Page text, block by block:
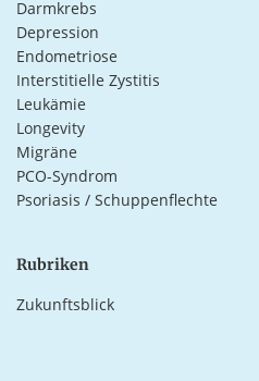
Darmkrebs
Depression
Endometriose
Interstitielle Zystitis
Leukämie
Longevity
Migräne
PCO-Syndrom
Psoriasis / Schuppenflechte
Rubriken
Zukunftsblick